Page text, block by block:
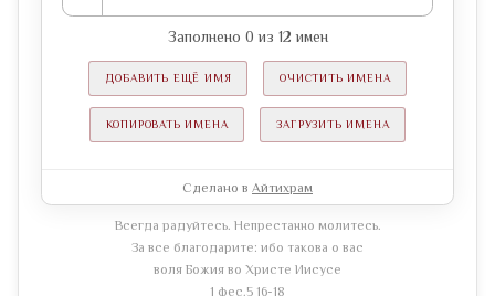
Заполнено 0 из 12 имен
ДОБАВИТЬ ЕЩЁ ИМЯ ОЧИСТИТЬ ИМЕНА
КОПИРОВАТЬ ИМЕНА ЗАГРУЗИТЬ ИМЕНА
Сделано в Айтихрам
Всегда радуйтесь. Непрестанно молитесь.
За все благодарите: ибо такова о вас
воля Божия во Христе Иисусе